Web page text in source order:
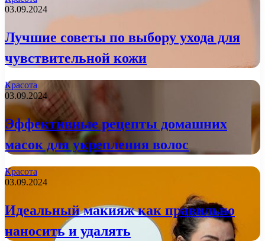
03.09.2024
Лучшие советы по выбору ухода для
чувствительной кожи
Красота
03.09.2024
Эффективные рецепты домашних
масок для укрепления волос
Красота
03.09.2024
Идеальный макияж как правильно
наносить и удалять